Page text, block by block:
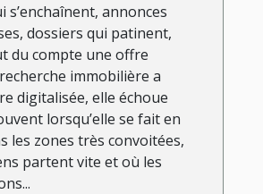
d’agence
s’enchaînent, annonces
dossiers qui patinent,
du compte une offre
immobilière a
digitalisée, elle échoue
lorsqu’elle se fait en
les zones très convoitées,
partent vite et où les